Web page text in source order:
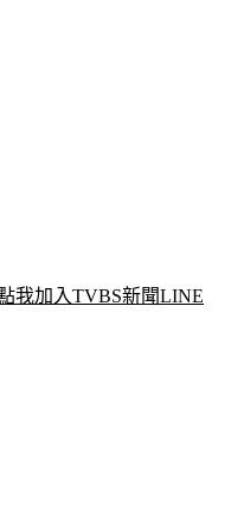
我加入TVBS新聞LINE